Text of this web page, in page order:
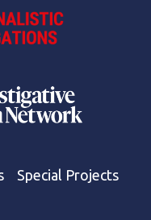
Special Projects